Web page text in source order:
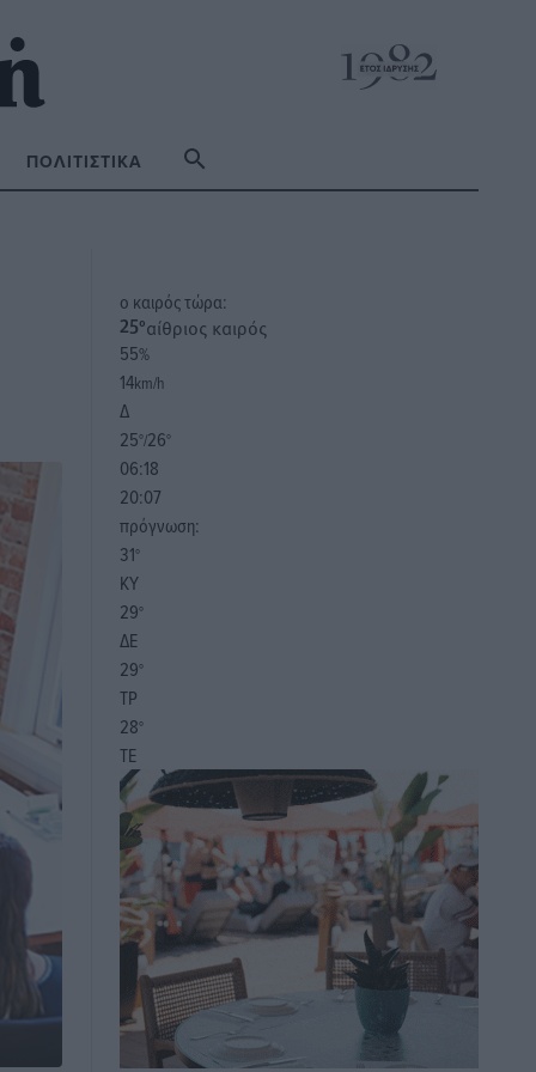
ΠΟΛΙΤΙΣΤΙΚΆ
o καιρός τώρα:
25°αίθριος καιρός
55%
14km/h
Δ
25°/26°
06:18
20:07
πρόγνωση:
31°
ΚΥ
29°
ΔΕ
29°
ΤΡ
28°
ΤΕ